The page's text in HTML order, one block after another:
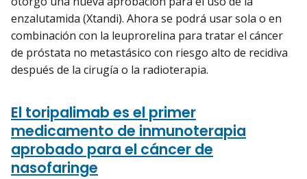
enzalutamida (Xtandi). Ahora se podrá usar sola o en
combinación con la leuprorelina para tratar el cáncer
de próstata no metastásico con riesgo alto de recidiva
después de la cirugía o la radioterapia.
El toripalimab es el primer
medicamento de inmunoterapia
aprobado para el cáncer de
nasofaringe